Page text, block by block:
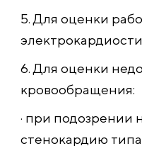
5. Для оценки
6. Для оценки
кровообращения:
· при подозрении
стенокардию